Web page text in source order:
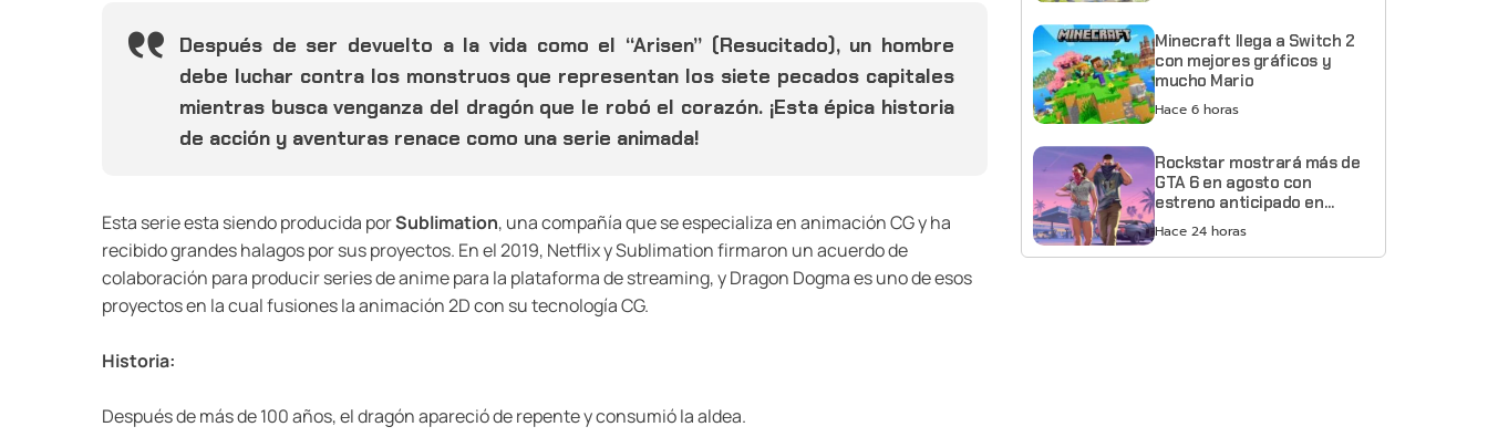
Después de ser devuelto a la vida como el “Arisen” (Resucitado), un hombre
debe luchar contra los monstruos que representan los siete pecados capitales
mientras busca venganza del dragón que le robó el corazón. ¡Esta épica historia
de acción y aventuras renace como una serie animada!
Esta serie esta siendo producida porSublimation, una compañía que se especializa en animación CG y ha
recibido grandes halagos por sus proyectos. En el 2019, Netflix y Sublimation firmaron un acuerdo de
colaboración para producir series de anime para la plataforma de streaming, y Dragon Dogma es uno de esos
proyectos en la cual fusiones la animación 2D con su tecnología CG.
Historia:
Después de más de 100 años, el dragón apareció de repente y consumió la aldea.
Minecraft llega a Switch 2
con mejores gráficos y
mucho Mario
Hace 6 horas
Rockstar mostrará más de
GTA 6 en agosto con
estreno anticipado en
Netflix
Hace 24 horas